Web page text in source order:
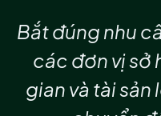
Bắt đúng nhu
các đơn vị sở
gian và tài sản